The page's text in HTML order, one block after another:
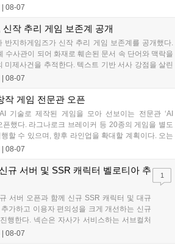
추가와 후반부 전략 강화를 위한 다중 크로노 스피
08-07
신작 추리 게임 보존계 공개
반지하게임즈가 신작 추리 게임 보존계를 공개했다.
수사관이 되어 화재로 훼손된 문서 속 단어와 맥락을
미제사건을 추적한다. 텍스트 기반 서사 강점을 살린
합과 사건 재구성이 핵심이며, 현재 스팀 상점 페이
고 있다....
08-07
작 게임 전문관 오픈
기술로 제작된 게임을 모아 선보이는 전문관 ‘AI
픈했다. 라그나로크 브레이커 등 20종의 게임을 별도
할 수 있으며, 향후 라인업을 확대할 계획이다. 오는
행 시 할인 쿠폰을 지급하는 오픈 기념 이벤트도 진
창작자와 이용자 모두에게 새로운 경험을 제공할 것
08-07
규 서버 및 SSR 캐릭터 벨로티아 추
서버 오픈과 함께 신규 SSR 캐릭터 및 대규
가하고 이용자 편의성을 크게 개선하는 신규
행한다. 넥슨은 자사가 서비스하는 서브컬처
신규 서버 'world3'을 개설하고 신규 캐릭터
08-07
1